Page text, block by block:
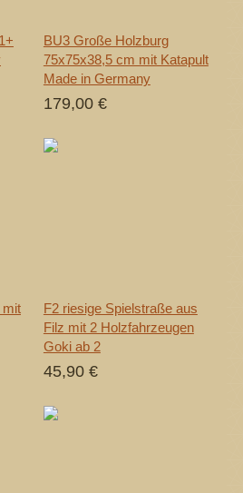
BU3 Große Holzburg
75x75x38,5 cm mit Katapult
Made in Germany
179,00 €
mit
F2 riesige Spielstraße aus
Filz mit 2 Holzfahrzeugen
Goki ab 2
45,90 €